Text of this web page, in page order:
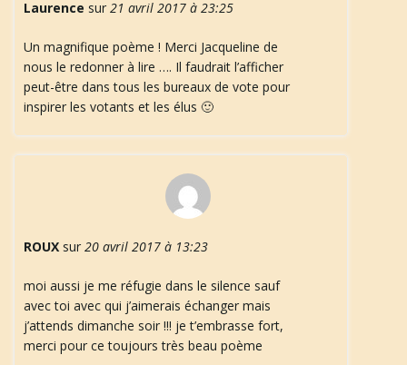
Laurence sur 21 avril 2017 à 23:25
Un magnifique poème ! Merci Jacqueline de
nous le redonner à lire …. Il faudrait l’afficher
peut-être dans tous les bureaux de vote pour
inspirer les votants et les élus 🙂
ROUX sur 20 avril 2017 à 13:23
moi aussi je me réfugie dans le silence sauf
avec toi avec qui j’aimerais échanger mais
j’attends dimanche soir !!! je t’embrasse fort,
merci pour ce toujours très beau poème